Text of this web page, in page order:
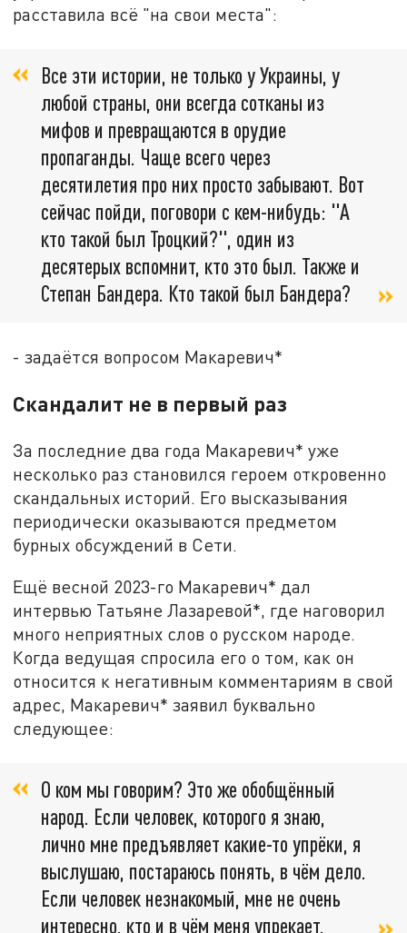
расставила всё "на свои места":
Все эти истории, не только у Украины, у
любой страны, они всегда сотканы из
мифов и превращаются в орудие
пропаганды. Чаще всего через
десятилетия про них просто забывают. Вот
сейчас пойди, поговори с кем-нибудь: "А
кто такой был Троцкий?", один из
десятерых вспомнит, кто это был. Также и
Степан Бандера. Кто такой был Бандера?
- задаётся вопросом Макаревич*
Скандалит не в первый раз
За последние два года Макаревич* уже
несколько раз становился героем откровенно
скандальных историй. Его высказывания
периодически оказываются предметом
бурных обсуждений в Сети.
Ещё весной 2023-го Макаревич* дал
интервью Татьяне Лазаревой*, где наговорил
много неприятных слов о русском народе.
Когда ведущая спросила его о том, как он
относится к негативным комментариям в свой
адрес, Макаревич* заявил буквально
следующее:
О ком мы говорим? Это же обобщённый
народ. Если человек, которого я знаю,
лично мне предъявляет какие-то упрёки, я
выслушаю, постараюсь понять, в чём дело.
Если человек незнакомый, мне не очень
интересно, кто и в чём меня упрекает.